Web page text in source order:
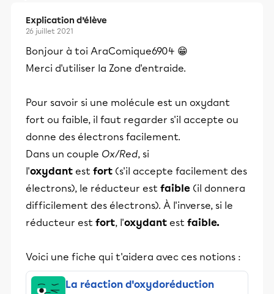
Explication d’élève
26 juillet 2021
Bonjour à toi AraComique6904 😁
Merci d'utiliser la Zone d'entraide.
Pour savoir si une molécule est un oxydant
fort ou faible, il faut regarder s'il accepte ou
donne des électrons facilement.
Dans un couple Ox/Red, si
l'oxydant est fort (s'il accepte facilement des
électrons), le réducteur est faible (il donnera
difficilement des électrons). À l'inverse, si le
réducteur est fort, l'oxydant est faible.
Voici une fiche qui t'aidera avec ces notions :
La réaction d'oxydoréduction